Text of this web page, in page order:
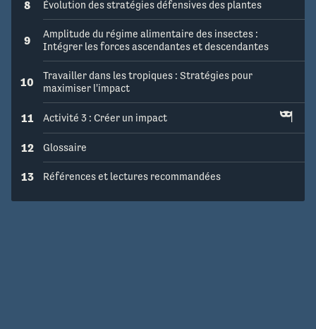
8 Évolution des stratégies défensives des plantes
9
Amplitude du régime alimentaire des insectes :
Intégrer les forces ascendantes et descendantes
10
Travailler dans les tropiques : Stratégies pour
maximiser l'impact
11 Activité 3 : Créer un impact
12 Glossaire
13 Références et lectures recommandées